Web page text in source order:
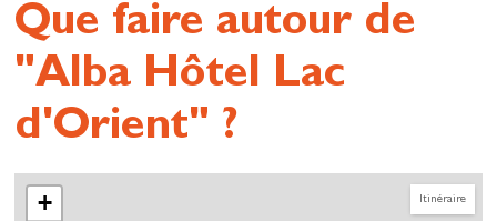
Que faire autour de
"Alba Hôtel Lac
d'Orient" ?
Itinéraire
+